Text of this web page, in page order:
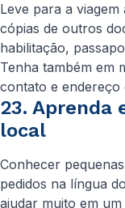
Leve para a
cópias de outros
habilitação,
Tenha também em
contato e endereço
23. Aprenda
local
Conhecer
pedidos na língua
ajudar muito em